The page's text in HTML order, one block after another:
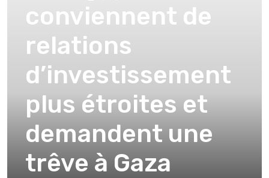
conviennent de
relations
d’investissement
plus étroites et
demandent une
trêve à Gaza